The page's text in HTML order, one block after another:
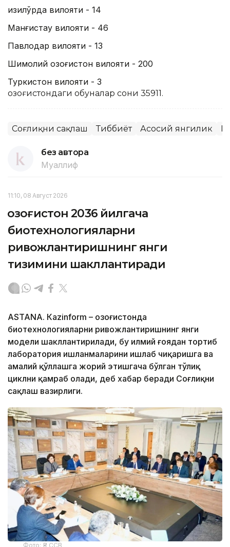
Қизилўрда вилояти - 14
Манғистау вилояти - 46
Павлодар вилояти - 13
Шимолий Қозоғистон вилояти - 200
Туркистон вилояти - 3
Қозоғистондаги обуналар сони 35911.
Соғлиқни сақлаш Тиббиёт Асосий янгилик
без автора
Муаллиф
11:10, 08 Август 2026
Қозоғистон 2036 йилгача
биотехнологияларни
ривожлантиришнинг янги
тизимини шакллантиради
ASTANА. Кazinform – Қозоғистонда
биотехнологияларни ривожлантиришнинг янги
модели шакллантирилади, бу илмий ғоядан тортиб
лаборатория ишланмаларини ишлаб чиқаришга ва
амалий қўллашга жорий этишгача бўлган тўлиқ
циклни қамраб олади, деб хабар беради Соғлиқни
сақлаш вазирлиги.
Фото: ҚР ССВ